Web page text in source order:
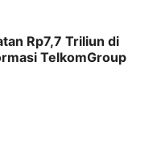
Rp7,7 Triliun di
TelkomGroup